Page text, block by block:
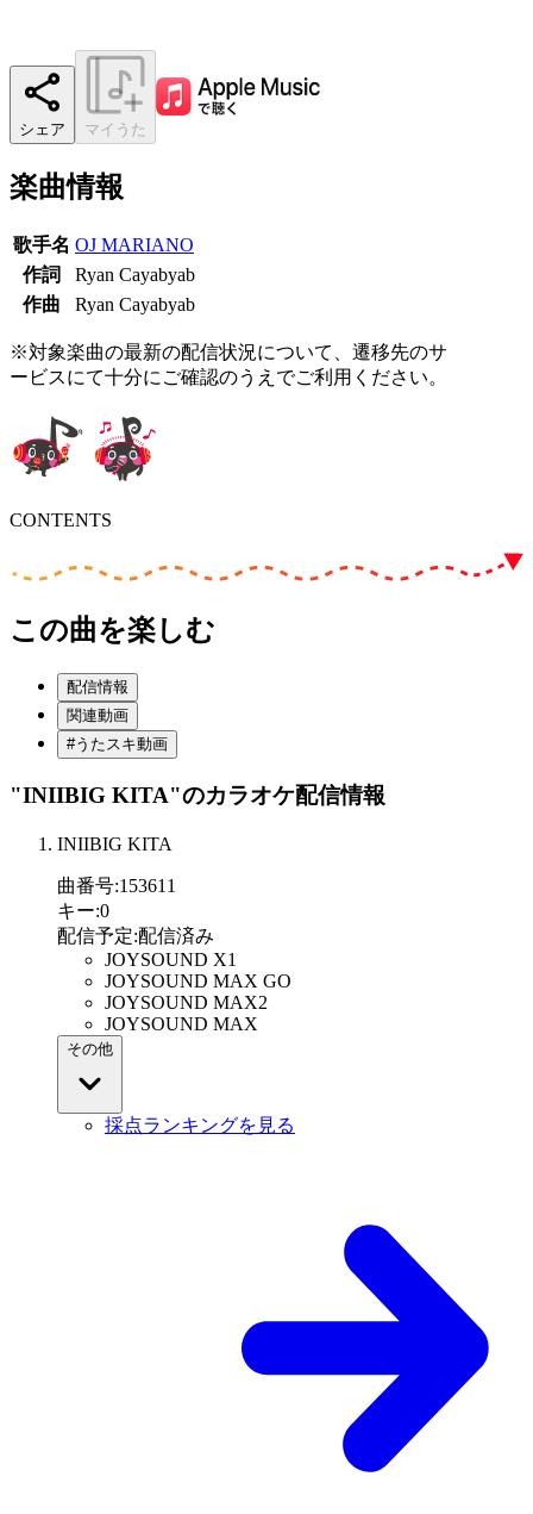
シェア マイうた
楽曲情報
歌手名 OJ MARIANO
作詞
Ryan Cayabyab
作曲
Ryan Cayabyab
※対象楽曲の最新の配信状況について、遷移先のサ
ービスにて十分にご確認のうえでご利用ください。
CONTENTS
この曲を楽しむ
配信情報
関連動画
#うたスキ動画
"INIIBIG KITA"のカラオケ配信情報
INIIBIG KITA
曲番号:153611
キー:0
配信予定:配信済み
JOYSOUND X1
JOYSOUND MAX GO
JOYSOUND MAX2
JOYSOUND MAX
その他
採点ランキングを見る